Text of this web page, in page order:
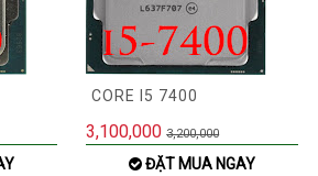
CORE I5 7400
3,100,000 3,200,000
ĐẶT MUA NGAY